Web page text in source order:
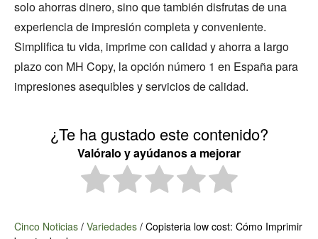
solo ahorras dinero, sino que también disfrutas de una
experiencia de impresión completa y conveniente.
Simplifica tu vida, imprime con calidad y ahorra a largo
plazo con MH Copy, la opción número 1 en España para
impresiones asequibles y servicios de calidad.
¿Te ha gustado este contenido?
Valóralo y ayúdanos a mejorar
Cinco Noticias / Variedades / Copisteria low cost: Cómo Imprimir